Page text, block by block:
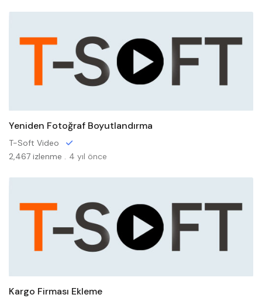
Yeniden Fotoğraf Boyutlandırma
T-Soft Video
2,467 izlenme . 4 yıl önce
Kargo Firması Ekleme